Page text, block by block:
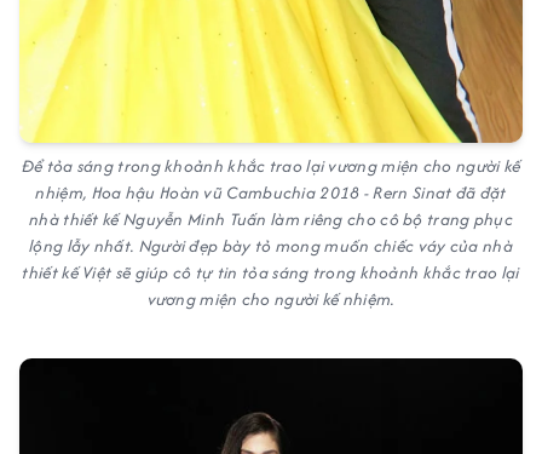
Để tỏa sáng trong khoảnh khắc trao lại vương miện cho người kế
nhiệm, Hoa hậu Hoàn vũ Cambuchia 2018 - Rern Sinat đã đặt
nhà thiết kế Nguyễn Minh Tuấn làm riêng cho cô bộ trang phục
lộng lẫy nhất. Người đẹp bày tỏ mong muốn chiếc váy của nhà
thiết kế Việt sẽ giúp cô tự tin tỏa sáng trong khoảnh khắc trao lại
vương miện cho người kế nhiệm.